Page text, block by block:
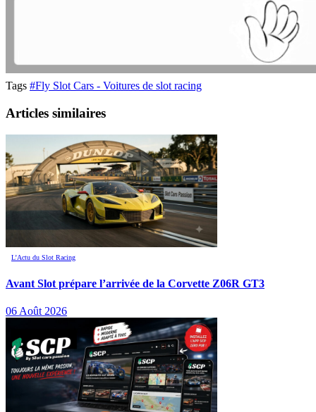
Tags #Fly Slot Cars - Voitures de slot racing
Articles similaires
L’Actu du Slot Racing
Avant Slot prépare l’arrivée de la Corvette Z06R GT3
06 Août 2026